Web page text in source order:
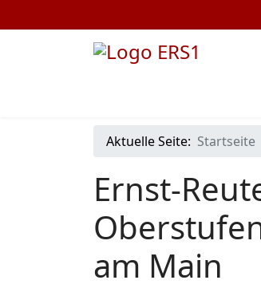
Aktuelle Seite: Startseite
Ernst-
am Main